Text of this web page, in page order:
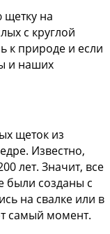
щетку на
с круглой
к природе и если
и наших
щеток из
Известно,
лет. Значит, все
были созданы с
на свалке или в
самый момент.